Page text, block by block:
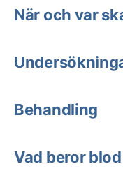
När och var
Behandling
Vad beror